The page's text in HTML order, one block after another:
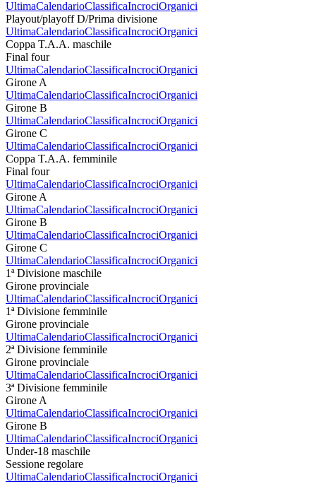
UltimaCalendarioClassificaIncrociOrganici
Playout/playoff D/Prima divisione
UltimaCalendarioClassificaIncrociOrganici
Coppa T.A.A. maschile
Final four
UltimaCalendarioClassificaIncrociOrganici
Girone A
UltimaCalendarioClassificaIncrociOrganici
Girone B
UltimaCalendarioClassificaIncrociOrganici
Girone C
UltimaCalendarioClassificaIncrociOrganici
Coppa T.A.A. femminile
Final four
UltimaCalendarioClassificaIncrociOrganici
Girone A
UltimaCalendarioClassificaIncrociOrganici
Girone B
UltimaCalendarioClassificaIncrociOrganici
Girone C
UltimaCalendarioClassificaIncrociOrganici
1ª Divisione maschile
Girone provinciale
UltimaCalendarioClassificaIncrociOrganici
1ª Divisione femminile
Girone provinciale
UltimaCalendarioClassificaIncrociOrganici
2ª Divisione femminile
Girone provinciale
UltimaCalendarioClassificaIncrociOrganici
3ª Divisione femminile
Girone A
UltimaCalendarioClassificaIncrociOrganici
Girone B
UltimaCalendarioClassificaIncrociOrganici
Under-18 maschile
Sessione regolare
UltimaCalendarioClassificaIncrociOrganici